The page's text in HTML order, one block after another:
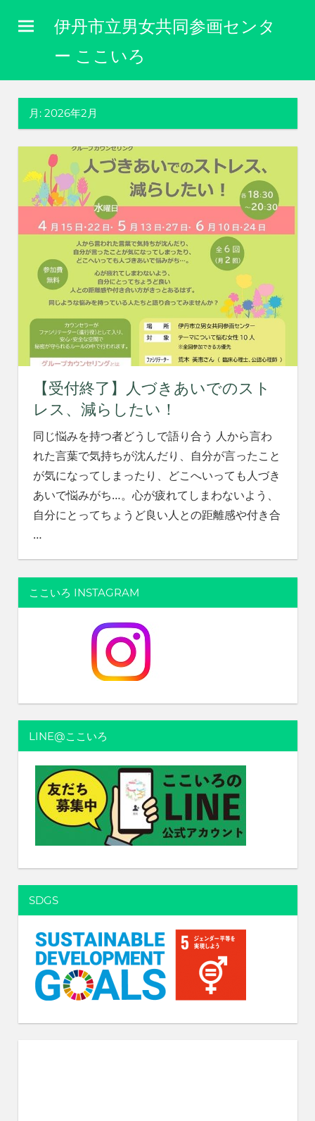
伊丹市立男女共同参画センタ
ー ここいろ
に
り
な
く
自
ら
く
生
き
ら
る
社
会
を、
世
代
に
引
き
継
ぐ
な
ち
月: 2026年2月
【受付終了】人づきあいでのスト
レス、減らしたい！
同じ悩みを持つ者どうしで語り合う 人から言わ
れた言葉で気持ちが沈んだり、自分が言ったこと
が気になってしまったり、どこへいっても人づき
あいで悩みがち…。心が疲れてしまわないよう、
自分にとってちょうど良い人との距離感や付き合
…
ここいろ INSTAGRAM
LINE@ここいろ
SDGS